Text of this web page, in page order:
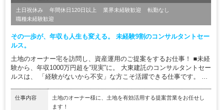
土日祝休み 年間休日120日以上 業界未経験歓迎
転勤なし
職種未経験歓迎
その一歩が、年収も人生も変える。 未経験9割のコンサルタントセー
ルス。
土地のオーナー宅を訪問し、資産運用のご提案をするお仕事！ ■未経
験から、年収1000万円超を“現実”に。 大東建託のコンサルタントセー
ルスは、 「経験がないから不安」な方こそ活躍できる仕事です。 ...
仕事内容
土地のオーナー様に、土地を有効活用する提案営業をお任せし
ます！